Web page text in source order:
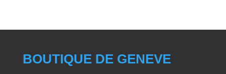
BOUTIQUE DE GENEVE